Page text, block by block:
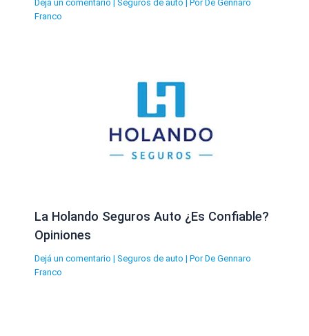
Dejá un comentario | Seguros de auto | Por De Gennaro
Franco
La Holando Seguros Auto ¿Es Confiable?
Opiniones
Dejá un comentario | Seguros de auto | Por De Gennaro
Franco